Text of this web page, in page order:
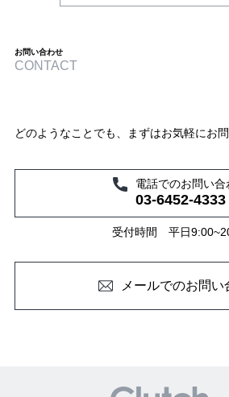
お問い合わせ
CONTACT
どのようなことでも、まずはお気軽にお問
電話でのお問い合
03-6452-4333
受付時間 平日
メールでのお問い